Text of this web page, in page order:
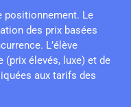
positionnement. Le
des prix basées
L’élève
(prix élevés, luxe) et de
aux tarifs des